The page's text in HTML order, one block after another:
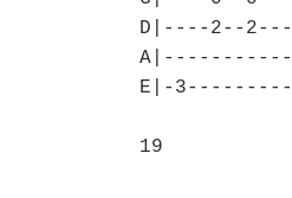
D|----2--
E|-
19